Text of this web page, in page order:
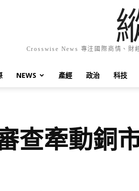
Crosswise News 專注國際商情、財
NEWS 產經 政治 科技
查牽動銅